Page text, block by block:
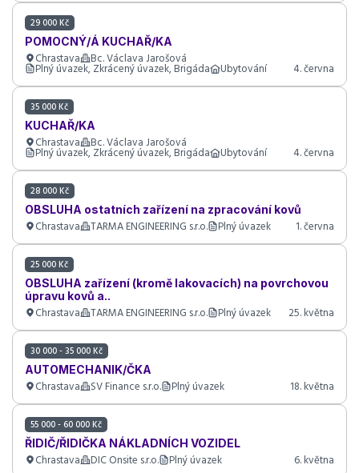
29 000 Kč
POMOCNÝ/Á KUCHAŘ/KA
Chrastava Bc. Václava Jarošová
Plný úvazek, Zkrácený úvazek, Brigáda Ubytování 4. června
35 000 Kč
KUCHAŘ/KA
Chrastava Bc. Václava Jarošová
Plný úvazek, Zkrácený úvazek, Brigáda Ubytování 4. června
28 000 Kč
OBSLUHA ostatních zařízení na zpracování kovů
Chrastava TARMA ENGINEERING s.r.o. Plný úvazek 1. června
25 000 Kč
OBSLUHA zařízení (kromě lakovacích) na povrchovou
úpravu kovů a..
Chrastava TARMA ENGINEERING s.r.o. Plný úvazek 25. května
30 000 - 35 000 Kč
AUTOMECHANIK/ČKA
Chrastava SV Finance s.r.o. Plný úvazek 18. května
55 000 - 60 000 Kč
ŘIDIČ/ŘIDIČKA NÁKLADNÍCH VOZIDEL
Chrastava DIC Onsite s.r.o. Plný úvazek 6. května